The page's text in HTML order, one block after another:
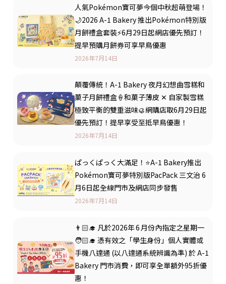
人氣Pokémon寶可夢今個中秋超萌登場！
🌙2026 A-1 Bakery 推出Pokémon特別版
月餅禮盒套裝⚡️6月29日起網店優先預訂！
提早預購月餅券可享早鳥優惠
2026年7月14日
顛覆傳統！A-1 Bakery 夜月幻想曲雪糕和
菓子月餅禮盒🍦和菓子薄皮 ✕ 自家製雪糕
極致平衡的雙重滋味🥮網購店取6月29日起
優先預訂！提早享受至抵早鳥優惠！
2026年7月14日
ぱっくぱっく大滿足！⭐A-1 Bakery推出
Pokémon寶可夢特別版PacPack 三文治 6
月6日起全線門市及網店同步發售
2026年7月14日
👨🏻‍🎓 凡於2026年 6 月份內指定之星期一
🧑🏻‍🎓 憑有效之「學生身份」個人實體或
手機八達通 (以八達通系統辨識為準) 於 A-1
Bakery 門市消費，即可享全單額外95折優
惠！